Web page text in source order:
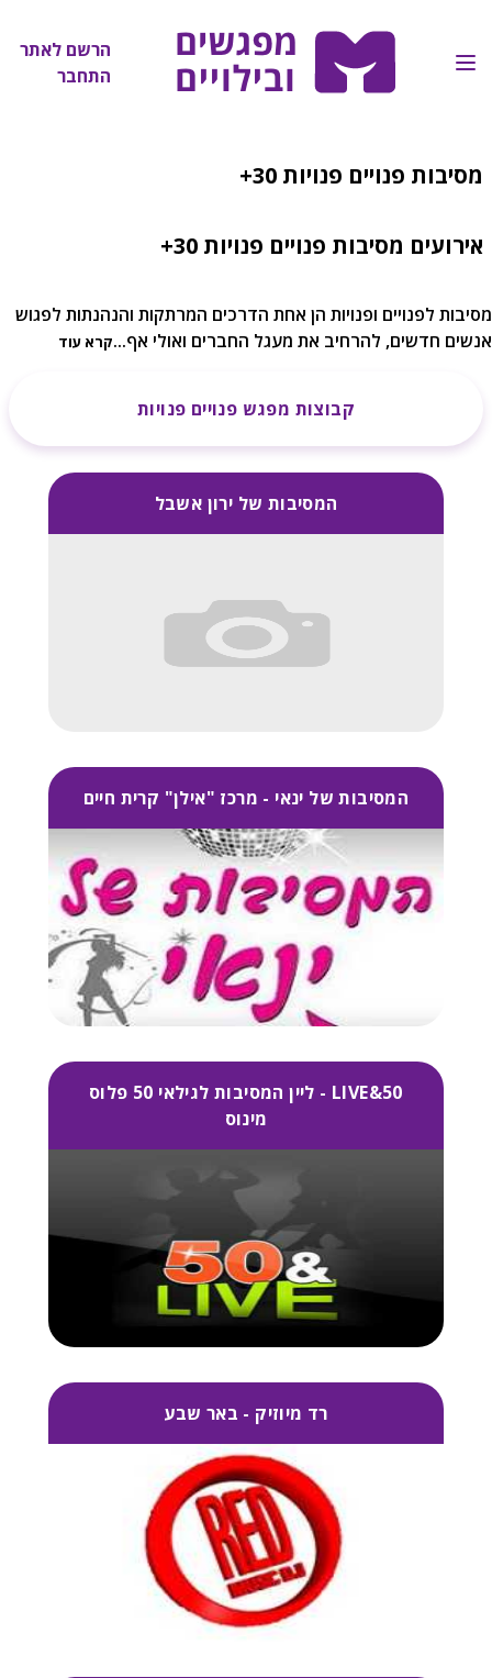
הרשם לאתר
התחבר
מסיבות פנויים פנויות 30+
אירועים מסיבות פנויים פנויות 30+
מסיבות לפנויים ופנויות הן אחת הדרכים המרתקות והנהנתות לפגוש
אנשים חדשים, להרחיב את מעגל החברים ואולי אף...קרא עוד
קבוצות מפגש פנויים פנויות
המסיבות של ירון אשבל
המסיבות של ינאי - מרכז "אילן" קרית חיים
LIVE&50 - ליין המסיבות לגילאי 50 פלוס
מינוס
רד מיוזיק - באר שבע